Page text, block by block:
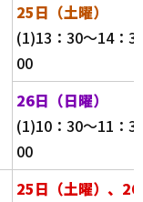
25日（土曜）
(1)13：30～14：
00
26日（日曜）
(1)10：30～11：
00
25日（土曜）、